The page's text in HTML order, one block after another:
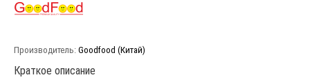
Производитель: Goodfood (Китай)
Краткое описание